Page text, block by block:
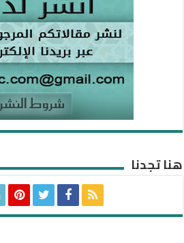
هنا تجدنا